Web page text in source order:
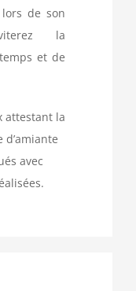
de son
la
et de
attestant la
d’amiante
avec